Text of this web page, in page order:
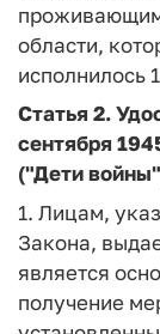
проживающим
области,
исполнилось
Статья 2.
сентября
("Дети
1. Лицам,
Закона,
является
получение